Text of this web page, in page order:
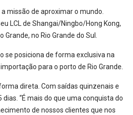
missão de aproximar o mundo.
LCL de Shangai/Ningbo/Hong Kong,
no Rio Grande do Sul.
se posiciona de forma exclusiva na
para o porto de Rio Grande.
direta. Com saídas quinzenais e
“É mais do que uma conquista do
de nossos clientes que nos